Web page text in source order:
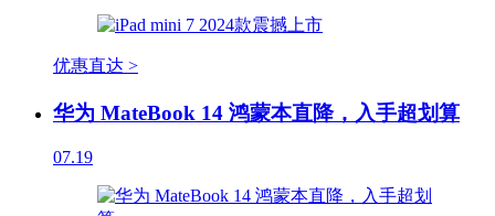
优惠直达 >
华为 MateBook 14 鸿蒙本直降，入手超划算
07.19